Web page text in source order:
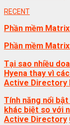
RECENT
Phần mềm
Phần mềm
Tại sao nhiều
Hyena thay vì
Active Directory
Tính năng nổi
khác biệt so với
Active Directory